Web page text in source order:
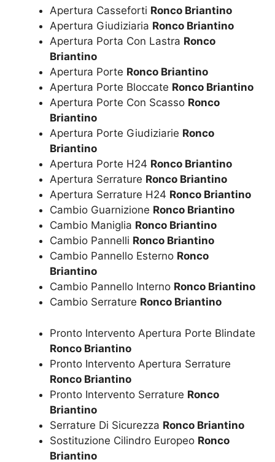
Apertura Casseforti Ronco Briantino
Apertura Giudiziaria Ronco Briantino
Apertura Porta Con Lastra Ronco
Briantino
Apertura Porte Ronco Briantino
Apertura Porte Bloccate Ronco Briantino
Apertura Porte Con Scasso Ronco
Briantino
Apertura Porte Giudiziarie Ronco
Briantino
Apertura Porte H24 Ronco Briantino
Apertura Serrature Ronco Briantino
Apertura Serrature H24 Ronco Briantino
Cambio Guarnizione Ronco Briantino
Cambio Maniglia Ronco Briantino
Cambio Pannelli Ronco Briantino
Cambio Pannello Esterno Ronco
Briantino
Cambio Pannello Interno Ronco Briantino
Cambio Serrature Ronco Briantino
Pronto Intervento Apertura Porte Blindate
Ronco Briantino
Pronto Intervento Apertura Serrature
Ronco Briantino
Pronto Intervento Serrature Ronco
Briantino
Serrature Di Sicurezza Ronco Briantino
Sostituzione Cilindro Europeo Ronco
Briantino